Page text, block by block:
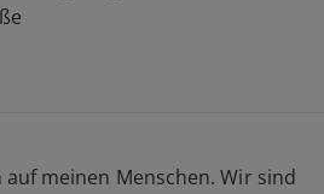
meinen Menschen. Wir sind